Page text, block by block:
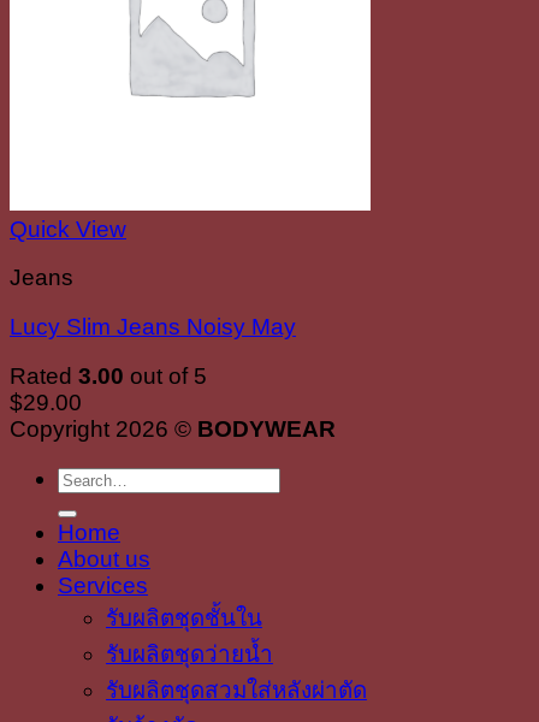
Quick View
Jeans
Lucy Slim Jeans Noisy May
Rated 3.00 out of 5
$29.00
Copyright 2026 © BODYWEAR
Search
Home
About us
Services
รับผลิตชุดชั้นใน
รับผลิตชุดว่ายน้ำ
รับผลิตชุดสวมใส่หลังผ่าตัด